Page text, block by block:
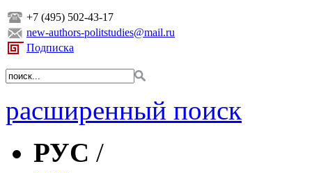
+7 (495) 502-43-17
new-authors-politstudies@mail.ru
Подписка
расширенный поиск
РУС /